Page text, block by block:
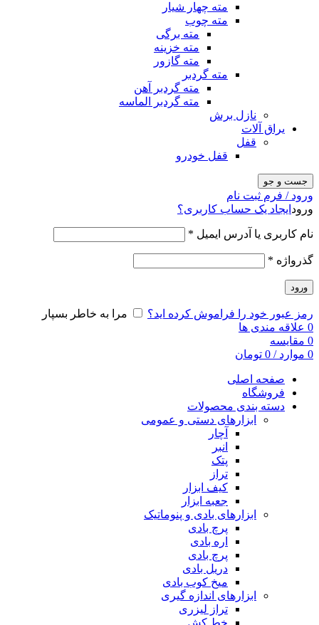
مته چهار شیار
مته چوب
مته برگی
مته خزینه
مته گازور
مته گردبر
مته گردبر آهن
مته گردبر الماسه
نازل برش
یراق آلات
قفل
قفل خودرو
جست و جو
ورود / فرم ثبت نام
ورود ایجاد یک حساب کاربری؟
نام کاربری یا آدرس ایمیل *
گذرواژه *
ورود
رمز عبور خود را فراموش کرده اید؟
مرا به خاطر بسپار
0 علاقه مندی ها
0 مقایسه
0 موارد /
0 تومان
صفحه اصلی
فروشگاه
دسته بندی محصولات
ابزارهای دستی و عمومی
آچار
انبر
پتک
تراز
کیف ابزار
جعبه ابزار
ابزارهای بادی و پنوماتیک
پرچ بادی
اره بادی
پرچ بادی
دریل بادی
میخ کوب بادی
ابزارهای اندازه گیری
تراز لیزری
خط کش